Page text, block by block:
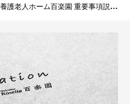
護老人ホーム百楽園 重要事項説明書